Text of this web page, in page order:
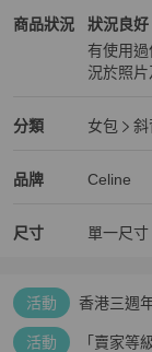
商品狀況
Celine女包 商品狀態
狀況良好
有使用
況於照
分類
Celine 分類資訊
女包
斜
品牌
Celine 女包品牌
Celine
Celine 推薦清單
尺寸 單一尺寸
活動
香港三週
活動 「賣家等